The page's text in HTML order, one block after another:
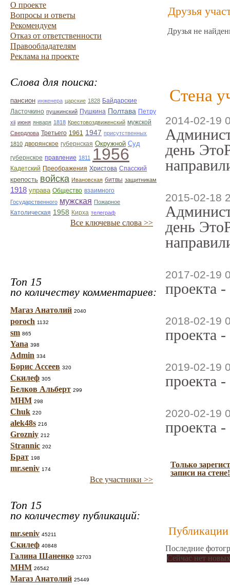
О проекте
Вопросы и ответы
Рекомендуем
Отказ от ответственности
Правообладателям
Реклама на проекте
Слова для поиска:
пансион инженера царские 1828 Байдарские
Ласточкино пушкинский Пушкина Полтава Петру
xii июня января 1818 Крестовоздвиженский мужской
Свердлова Третьего 1961 1947 присутственных
1810 дворянское губернская Окружной Суд
губернское правление 1811 1956
Кадетский Преображения Христова Спасский
крепость войска Ивановская битвы защитникам
1918 управа Общество взаимного
Государственного мужская Пожарное
Католическая 1958 Кирха телеграф
Все ключевые слова >>
Топ 15
по количеству комментариев:
Магаз Анатолий 2040
poroch 1132
sm 865
Yana 398
Admin 334
Борис Ассеев 320
Скилеф 305
Белков Альберт 299
МНМ 298
Chuk 220
alek48s 216
Grozniy 212
Strannic 202
Брат 198
mr.seniv 174
Все участники >>
Топ 15
по количеству публикаций:
mr.seniv 45211
Скилеф 40848
Галина Шаненко 32703
МНМ 26542
Магаз Анатолий 25449
Друзья
Друзья не
Стена
2014-02-19
день
2015-02-18
день
2017-02-19
проекта
2018-02-19
проекта
2019-02-19
проекта
2020-02-19
проекта
Только
записи на стене!
Публикации
Последние
Сейчас нет